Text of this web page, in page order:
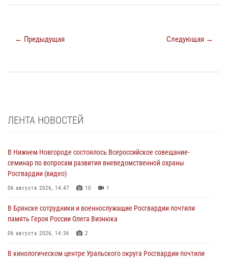
← Предыдущая Следующая →
ЛЕНТА НОВОСТЕЙ
В Нижнем Новгороде состоялось Всероссийское совещание-
семинар по вопросам развития вневедомственной охраны
Росгвардии (видео)
06 августа 2026, 14:47 10 1
В Брянске сотрудники и военнослужащие Росгвардии почтили
память Героя России Олега Визнюка
06 августа 2026, 14:36 2
В кинологическом центре Уральского округа Росгвардии почтили